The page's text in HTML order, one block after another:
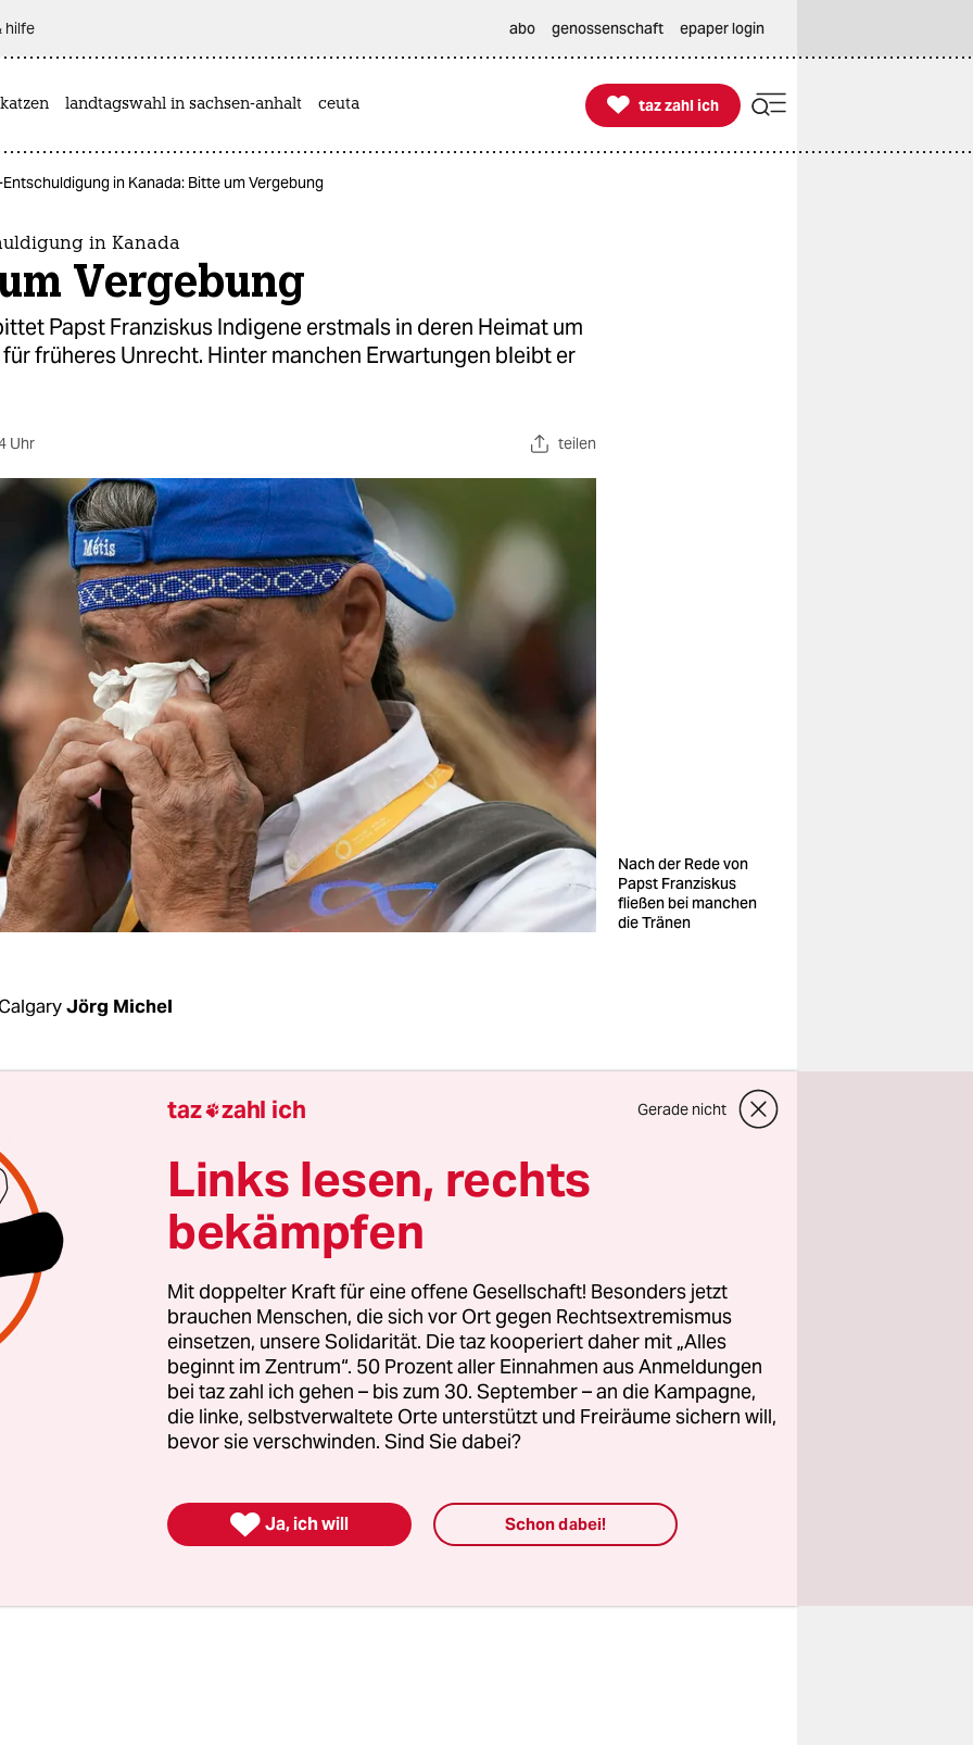
hilfe abo genossenschaft epaper login
katzen landtagswahl in sachsen-anhalt ceuta 
taz zahl ich
taz zahl ich
in Kanada: Bitte um Vergebung
in Kanada
Vergebung
Papst Franziskus Indigene erstmals in deren Heimat um
früheres Unrecht. Hinter manchen Erwartungen bleibt er
Uhr teilen
Nach der Rede von
Papst Franziskus
fließen bei manchen
die Tränen
Jörg Michel
Anne Day Walker-Pelletier
besuchte, brachte sie ihm aus Kanada zwei Paar kleine
mit. Die handgefertigten Mokassins aus Leder sollten
stets daran erinnern, dass in den berüchtigten „Residential
Kanada unter der Aufsicht der Kirche viele indigene Kinder
nie zu ihren Familien zurückkehrten.
aus Saskatchewan übergab die Mokassins in der
sie irgendwann wieder zurückzubekommen. Und zwar
eine mahnende Erinnerung nicht mehr nötig ist, weil sich
in der Heimat der gestorbenen Kinderfür die Verfehlungen
in den Schulen entschuldigt, in denen über ein Jahrhundert
taz zahl ich Gerade nicht
Links lesen, rechts
bekämpfen
Mit doppelter Kraft für eine offene Gesellschaft! Besonders jetzt
brauchen Menschen, die sich vor Ort gegen Rechtsextremismus
einsetzen, unsere Solidarität. Die taz kooperiert daher mit „Alles
beginnt im Zentrum“. 50 Prozent aller Einnahmen aus Anmeldungen
bei taz zahl ich gehen – bis zum 30. September – an die Kampagne,
die linke, selbstverwaltete Orte unterstützt und Freiräume sichern will,
bevor sie verschwinden. Sind Sie dabei?
 Ja, ich will Schon dabei!